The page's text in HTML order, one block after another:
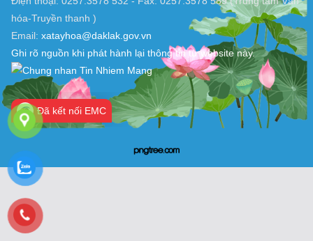
Điện thoại: 0257.3578 760 - Fax: 0257.3578 562 (Văn phòng
HĐND&UBND xã)
Điện thoại: 0257.3578 532 - Fax: 0257.3578 589 (Trung tâm Văn
hóa-Truyền thanh )
Email:xatayhoa@daklak.gov.vn
Ghi rõ nguồn khi phát hành lại thông tin từ website này.
Đã kết nối EMC